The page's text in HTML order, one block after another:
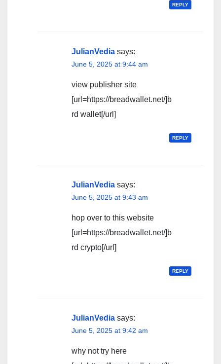
REPLY
JulianVedia says:
June 5, 2025 at 9:44 am
view publisher site
[url=https://breadwallet.net/]b
rd wallet[/url]
REPLY
JulianVedia says:
June 5, 2025 at 9:43 am
hop over to this website
[url=https://breadwallet.net/]b
rd crypto[/url]
REPLY
JulianVedia says:
June 5, 2025 at 9:42 am
why not try here